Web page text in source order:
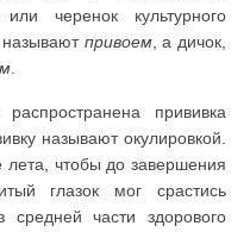
или черенок культурного
называют привоем, а дичок,
прививка
называют окулировкой.
лета, чтобы до завершения
глазок мог срастись
части здорового